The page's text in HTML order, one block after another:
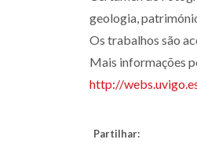
geologia,
Os trabalhos são
Mais informações
http://
Partilhar: